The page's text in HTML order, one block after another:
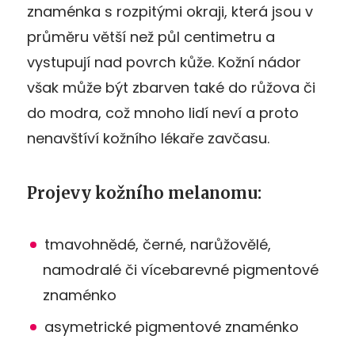
znaménka s rozpitými okraji, která jsou v
průměru větší než půl centimetru a
vystupují nad povrch kůže. Kožní nádor
však může být zbarven také do růžova či
do modra, což mnoho lidí neví a proto
nenavštíví kožního lékaře zavčasu.
Projevy kožního melanomu:
tmavohnědé, černé, narůžovělé,
namodralé či vícebarevné pigmentové
znaménko
asymetrické pigmentové znaménko